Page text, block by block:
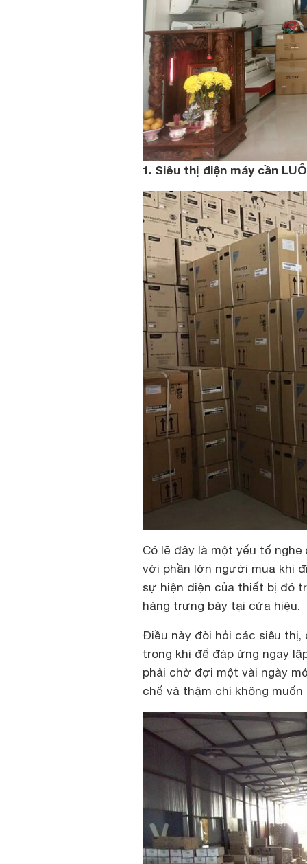
1. Siêu thị điện máy cần
Có lẽ đây là một yếu tố
với phần lớn người mua khi
sự hiện diện của thiết bị đó
hàng trưng bày tại cửa hiệu.
Điều này đòi hỏi các siêu
trong khi để đáp ứng ngay
phải chờ đợi một vài ngày
chế và thậm chí không muốn